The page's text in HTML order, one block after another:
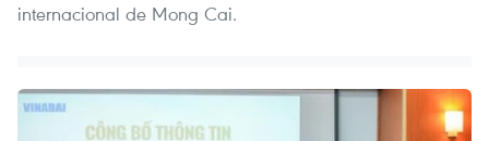
internacional de Mong Cai.